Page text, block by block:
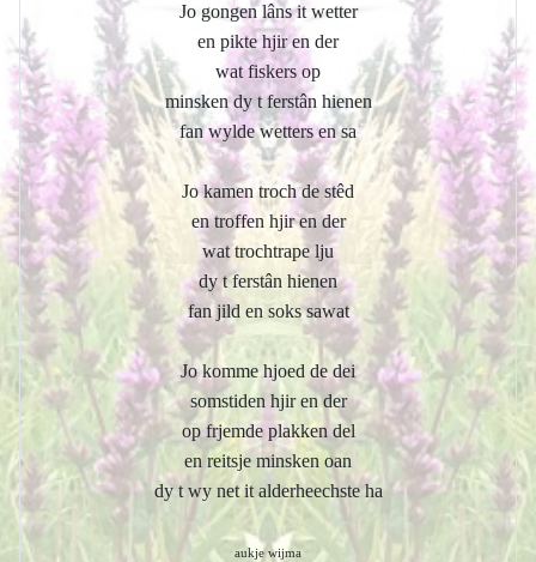
Jo gongen lâns it wetter
en pikte hjir en der
wat fiskers op
minsken dy t ferstân hienen
fan wylde wetters en sa
Jo kamen troch de stêd
en troffen hjir en der
wat trochtrape lju
dy t ferstân hienen
fan jild en soks sawat
Jo komme hjoed de dei
somstiden hjir en der
op frjemde plakken del
en reitsje minsken oan
dy t wy net it alderheechste ha
aukje wijma